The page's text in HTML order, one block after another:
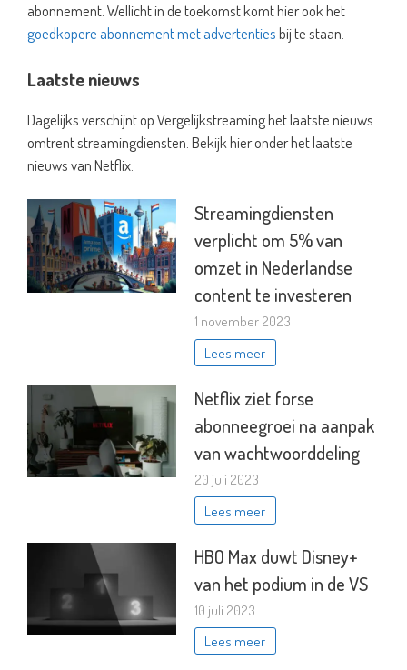
abonnement. Wellicht in de toekomst komt hier ook het
goedkopere abonnement met advertentiesbij te staan.
Laatste nieuws
Dagelijks verschijnt op Vergelijkstreaming het laatste nieuws
omtrent streamingdiensten. Bekijk hier onder het laatste
nieuws van Netflix.
Streamingdiensten
verplicht om 5% van
omzet in Nederlandse
content te investeren
1 november 2023
Lees meer
Netflix ziet forse
abonneegroei na aanpak
van wachtwoorddeling
20 juli 2023
Lees meer
HBO Max duwt Disney+
van het podium in de VS
10 juli 2023
Lees meer